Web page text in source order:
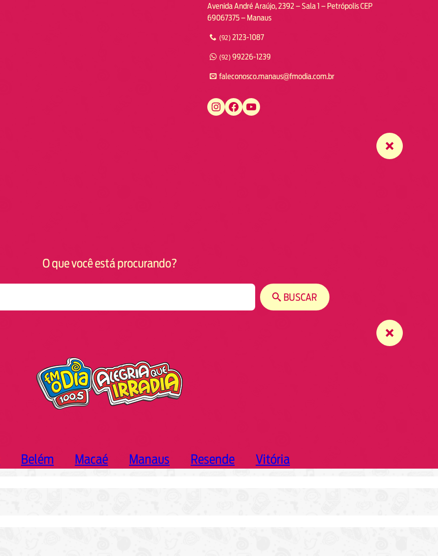
Avenida André Araújo, 2392 – Sala 1 – Petrópolis CEP
69067375 – Manaus
(92) 2123-1087
(92) 99226-1239
faleconosco.manaus@fmodia.com.br
https://www.instagram.com/fmodiamanaus/ https://www.facebook.com/fmodiamanaus https://www.youtube.com/user/radiofmodia
O que você está procurando?
BUSCAR
Belém Macaé Manaus Resende Vitória